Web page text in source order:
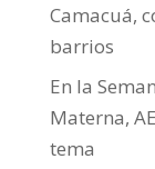
Camacuá,
barrios
En la
Materna,
tema